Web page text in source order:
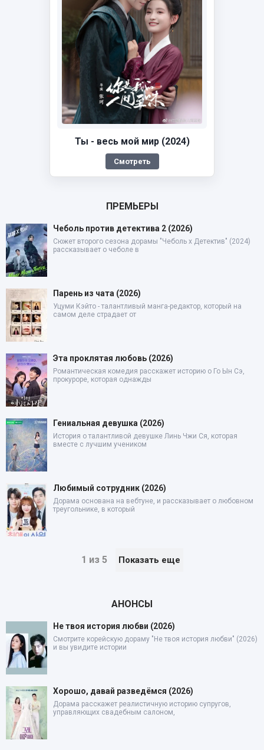
Ты - весь мой мир (2024)
Смотреть
ПРЕМЬЕРЫ
Чеболь против детектива 2 (2026)
Сюжет второго сезона дорамы "Чеболь x Детектив" (2024)
рассказывает о чеболе в
Парень из чата (2026)
Уцуми Кэйто - талантливый манга-редактор, который на
самом деле страдает от
Эта проклятая любовь (2026)
Романтическая комедия расскажет историю о Го Ын Сэ,
прокуроре, которая однажды
Гениальная девушка (2026)
История о талантливой девушке Линь Чжи Ся, которая
вместе с лучшим учеником
Любимый сотрудник (2026)
Дорама основана на вебтуне, и рассказывает о любовном
треугольнике, в который
1 из 5 Показать еще
АНОНСЫ
Не твоя история любви (2026)
Смотрите корейскую дораму "Не твоя история любви" (2026)
и вы увидите истории
Хорошо, давай разведёмся (2026)
Дорама расскажет реалистичную историю супругов,
управляющих свадебным салоном,